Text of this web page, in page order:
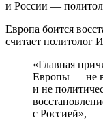
Европа боится
считает политолог
«Главная
Европы — не
и не
с Россией», —